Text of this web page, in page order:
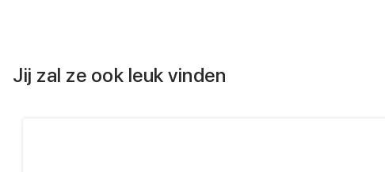
Jij zal ze ook leuk vinden